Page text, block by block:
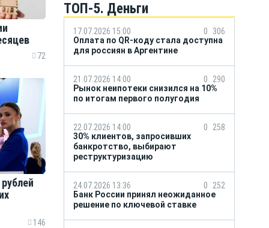
72
146
ТОП-5. Деньги
17.07.2026 15:00 0
306
Оплата по QR-коду стала доступна
для россиян в Аргентине
21.07.2026 14:00 0
290
Рынок неипотеки снизился на 10%
по итогам первого полугодия
22.07.2026 14:00 0
258
30% клиентов, запросивших
банкротство, выбирают
реструктуризацию
24.07.2026 13:36 0
252
Банк России принял неожиданное
решение по ключевой ставке